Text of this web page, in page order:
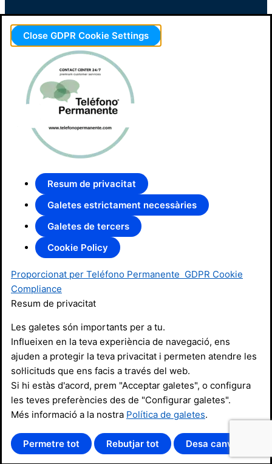
Close GDPR Cookie Settings
Resum de privacitat
Galetes estrictament necessàries
Galetes de tercers
Cookie Policy
Proporcionat per Teléfono Permanente GDPR Cookie
Compliance
Resum de privacitat
Les galetes són importants per a tu.
Influeixen en la teva experiència de navegació, ens
ajuden a protegir la teva privacitat i permeten atendre les
sol·licituds que ens facis a través del web.
Si hi estàs d'acord, prem "Acceptar galetes", o configura
les teves preferències des de "Configurar galetes".
Més informació a la nostra Política de galetes.
Permetre tot Rebutjar tot Desa canvis